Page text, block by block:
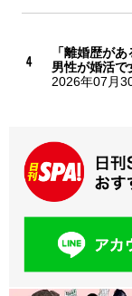
「離婚歴が
男性が婚活で
2026年07月